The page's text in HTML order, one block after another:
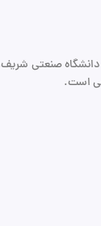
مصنوعی و پردازش سیگنال است که
است.